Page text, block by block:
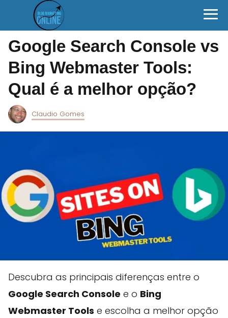
Google Search Console vs
Bing Webmaster Tools:
Qual é a melhor opção?
Claudio Gomes
Descubra as principais diferenças entre o
Google Search Console e o Bing
Webmaster Tools e escolha a melhor opção